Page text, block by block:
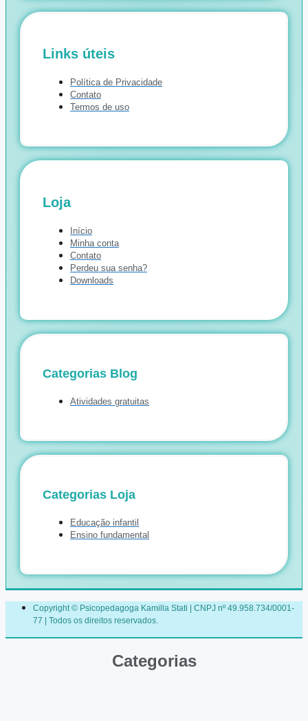
Links úteis
Política de Privacidade
Contato
Termos de uso
Loja
Início
Minha conta
Contato
Perdeu sua senha?
Downloads
Categorias Blog
Atividades gratuitas
Categorias Loja
Educação infantil
Ensino fundamental
Copyright © Psicopedagoga Kamilla Stati | CNPJ nº 49.958.734/0001-
77 | Todos os direitos reservados.
Categorias